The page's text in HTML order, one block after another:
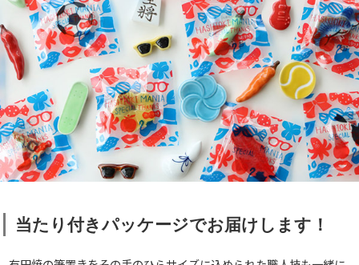
当たり付きパッケージでお届けします！